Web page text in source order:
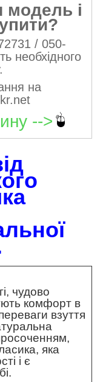
модель і
/ 050-
необхідного
на
-->
чудово
комфорт в
взуття
яка
і є